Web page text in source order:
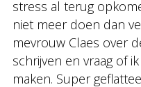
stress al terug
niet meer doen dan
mevrouw Claes over
schrijven en vraag of
maken. Super